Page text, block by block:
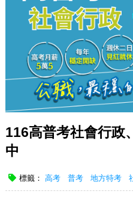
116高普考社會行政
中
標籤： 高考 普考 地方特考